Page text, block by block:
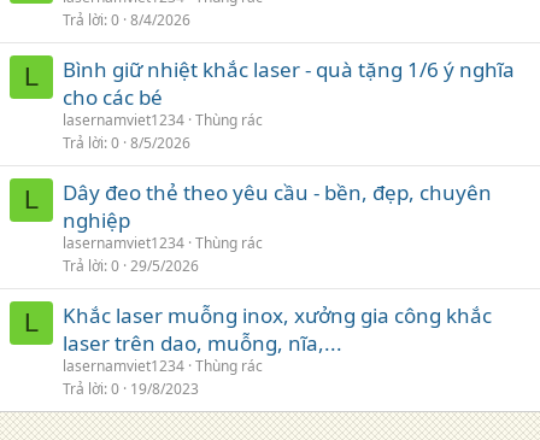
Trả lời 0 8/4/2026
L
Bình giữ nhiệt khắc laser - quà tặng 1/6 ý nghĩa
cho các bé
lasernamviet1234 Thùng rác
Trả lời 0 8/5/2026
L
Dây đeo thẻ theo yêu cầu - bền, đẹp, chuyên
nghiệp
lasernamviet1234 Thùng rác
Trả lời 0 29/5/2026
L
Khắc laser muỗng inox, xưởng gia công khắc
laser trên dao, muỗng, nĩa,...
lasernamviet1234 Thùng rác
Trả lời 0 19/8/2023